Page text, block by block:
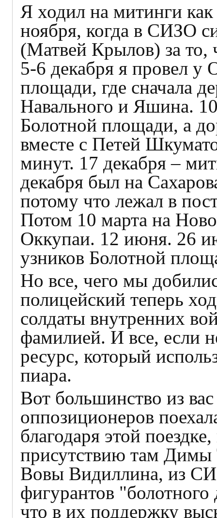
Я ходил на митинги
ноября, когда в СИЗО
(Матвей Крылов) за то,
5-6 декабря я провел
площади, где сначала
Навального и Яшина.
Болотной площади, а
вместе с Петей
минут. 17 декабря –
декабря был на
потому что лежал в
Потом 10 марта на
Оккупаи. 12 июня. 26
узников Болотной
Но все, чего мы
полицейский теперь
солдаты внутренних
фамилией. И все, если
ресурс, который
пиара.
Вот большинство из вас
оппозиционеров
благодаря этой
присутствию там Димы
Вовы Видиллина, из
фигурантов
что в их поддержку